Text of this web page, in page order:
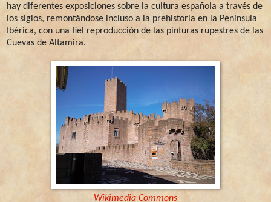
hay diferentes exposiciones sobre la cultura española a través de
los siglos, remontándose incluso a la prehistoria en la Península
Ibérica, con una fiel reproducción de las pinturas rupestres de las
Cuevas de Altamira.
Wikimedia Commons